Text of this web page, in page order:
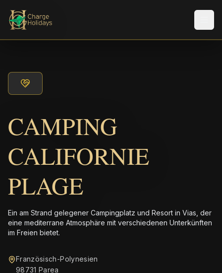
CAMPING
CALIFORNIE
PLAGE
Ein am Strand gelegener Campingplatz und Resort in Vias, der
eine mediterrane Atmosphäre mit verschiedenen Unterkünften
im Freien bietet.
Französisch-Polynesien
98731 Parea